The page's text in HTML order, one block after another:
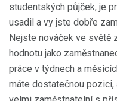
studentských půjček, je
usadil a vy jste dobře
Nejste nováček ve světě
hodnotu jako
práce v týdnech a
máte dostatečnou